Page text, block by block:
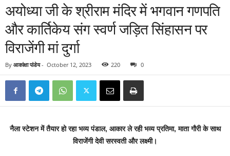
अयोध्या जी के श्रीराम मंदिर में भगवान गणपति
और कार्तिकेय संग स्वर्ण जड़ित सिंहासन पर
विराजेंगी मां दुर्गा
By आकांक्षा पांडेय- October 12, 2023 220 0
नैला स्टेशन में तैयार हो रहा भव्य पंडाल, आकार ले रही भव्य प्रतिमा, माता गौरी के साथ
विराजेंगी देवी सरस्वती और लक्ष्मी।